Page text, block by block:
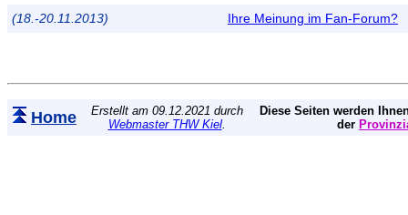
(18.-20.11.2013) Ihre Meinung im Fan-Forum?
Home
Erstellt am 09.12.2021 durch
Webmaster THW Kiel.
Diese Seiten werden
der